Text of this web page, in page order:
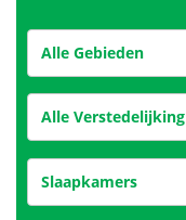
Alle Gebieden
Alle Verstedelijking
Slaapkamers